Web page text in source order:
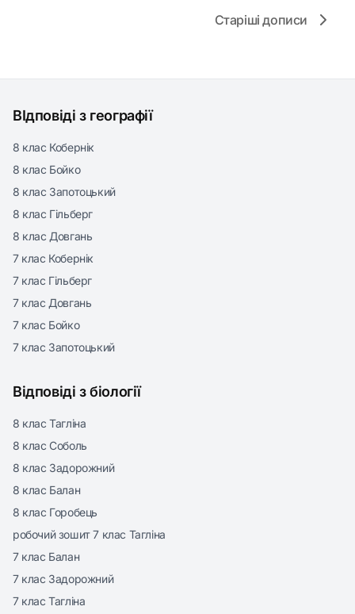
Старіші дописи
ВІдповіді з географії
8 клас Кобернік
8 клас Бойко
8 клас Запотоцький
8 клас Гільберг
8 клас Довгань
7 клас Кобернік
7 клас Гільберг
7 клас Довгань
7 клас Бойко
7 клас Запотоцький
Відповіді з біології
8 клас Тагліна
8 клас Соболь
8 клас Задорожний
8 клас Балан
8 клас Горобець
робочий зошит 7 клас Тагліна
7 клас Балан
7 клас Задорожний
7 клас Тагліна